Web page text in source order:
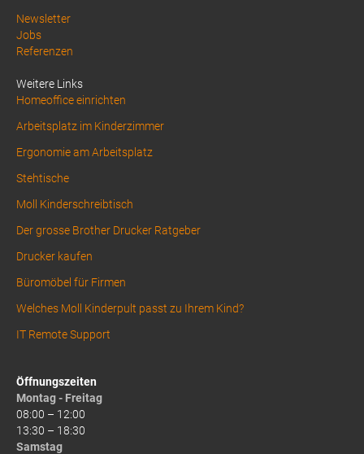
Above
Footer
Newsletter
Jobs
Referenzen
Weitere Links
Homeoffice einrichten
Arbeitsplatz im Kinderzimmer
Ergonomie am Arbeitsplatz
Stehtische
Moll Kinderschreibtisch
Der grosse Brother Drucker Ratgeber
Drucker kaufen
Büromöbel für Firmen
Welches Moll Kinderpult passt zu Ihrem Kind?
IT Remote Support
Öffnungszeiten
Montag - Freitag
08:00 – 12:00
13:30 – 18:30
Samstag